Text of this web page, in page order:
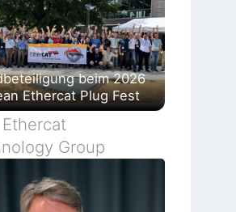
beim 2026
Ethercat Plug Fest
Group